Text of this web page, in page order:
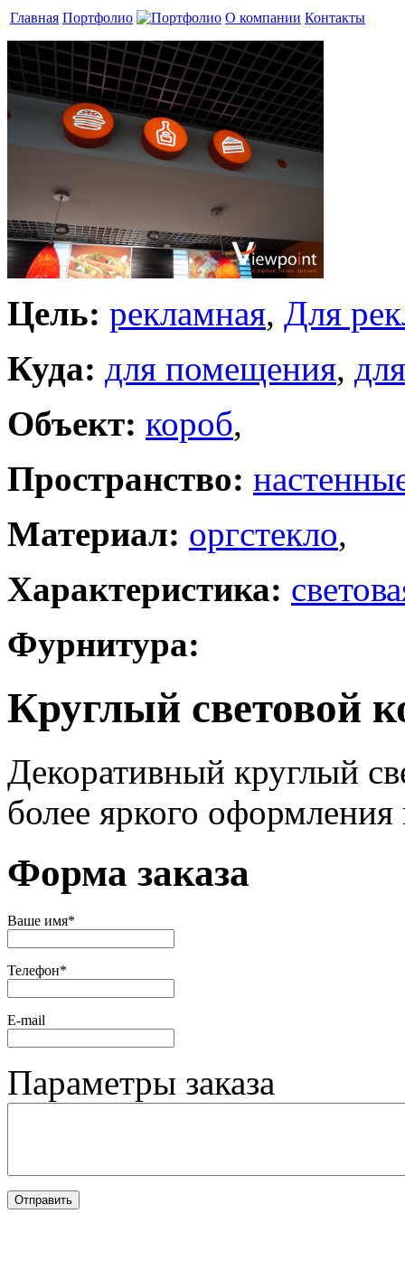
Главная Портфолио О компании Контакты
Цель: рекламная, Для
Куда: для помещения,
Объект: короб,
Пространство:
Материал: оргстекло,
Характеристика:
Фурнитура:
Круглый световой
Декоративный круглый
более яркого оформления
Форма заказа
Ваше имя*
Телефон*
Е-mail
Параметры заказа